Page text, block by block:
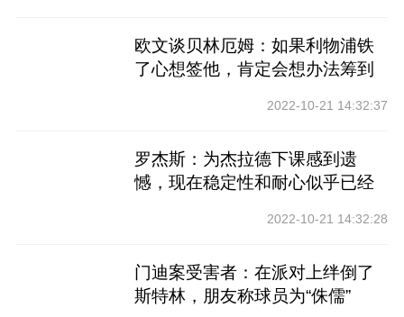
欧文谈贝林厄姆：如果利物浦铁
了心想签他，肯定会想办法筹到
2022-10-21 14:32:37
罗杰斯：为杰拉德下课感到遗
憾，现在稳定性和耐心似乎已经
2022-10-21 14:32:28
门迪案受害者：在派对上绊倒了
斯特林，朋友称球员为“侏儒”